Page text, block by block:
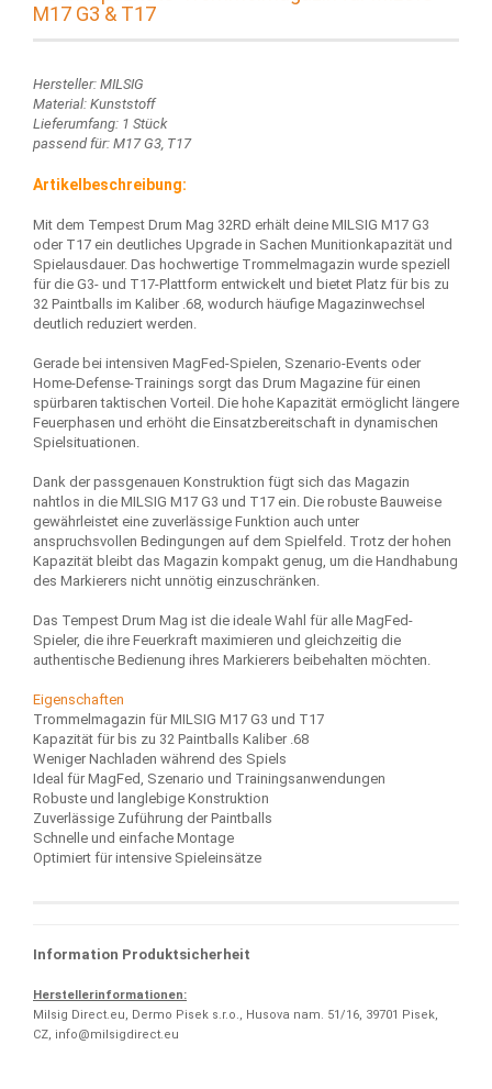
M17 G3 & T17
Hersteller: MILSIG
Material: Kunststoff
Lieferumfang: 1 Stück
passend für: M17 G3, T17
Artikelbeschreibung:
Mit dem Tempest Drum Mag 32RD erhält deine MILSIG M17 G3
oder T17 ein deutliches Upgrade in Sachen Munitionkapazität und
Spielausdauer. Das hochwertige Trommelmagazin wurde speziell
für die G3- und T17-Plattform entwickelt und bietet Platz für bis zu
32 Paintballs im Kaliber .68, wodurch häufige Magazinwechsel
deutlich reduziert werden.
Gerade bei intensiven MagFed-Spielen, Szenario-Events oder
Home-Defense-Trainings sorgt das Drum Magazine für einen
spürbaren taktischen Vorteil. Die hohe Kapazität ermöglicht längere
Feuerphasen und erhöht die Einsatzbereitschaft in dynamischen
Spielsituationen.
Dank der passgenauen Konstruktion fügt sich das Magazin
nahtlos in die MILSIG M17 G3 und T17 ein. Die robuste Bauweise
gewährleistet eine zuverlässige Funktion auch unter
anspruchsvollen Bedingungen auf dem Spielfeld. Trotz der hohen
Kapazität bleibt das Magazin kompakt genug, um die Handhabung
des Markierers nicht unnötig einzuschränken.
Das Tempest Drum Mag ist die ideale Wahl für alle MagFed-
Spieler, die ihre Feuerkraft maximieren und gleichzeitig die
authentische Bedienung ihres Markierers beibehalten möchten.
Eigenschaften
Trommelmagazin für MILSIG M17 G3 und T17
Kapazität für bis zu 32 Paintballs Kaliber .68
Weniger Nachladen während des Spiels
Ideal für MagFed, Szenario und Trainingsanwendungen
Robuste und langlebige Konstruktion
Zuverlässige Zuführung der Paintballs
Schnelle und einfache Montage
Optimiert für intensive Spieleinsätze
Information Produktsicherheit
Herstellerinformationen:
Milsig Direct.eu, Dermo Pisek s.r.o., Husova nam. 51/16, 39701 Pisek,
CZ, info@milsigdirect.eu